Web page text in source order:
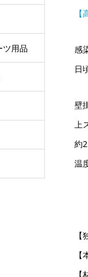
感
日
壁
上
約
温
ツ用品